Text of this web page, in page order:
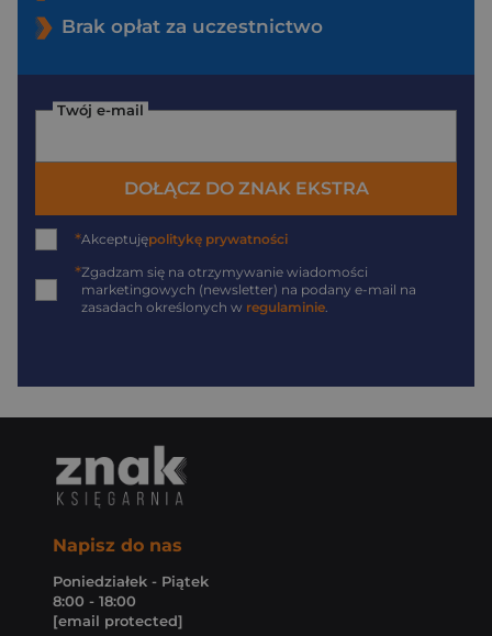
Brak opłat za uczestnictwo
Twój e-mail
DOŁĄCZ DO ZNAK EKSTRA
*Akceptujępolitykę prywatności
*Zgadzam się na otrzymywanie wiadomości
marketingowych (newsletter) na podany e-mail na
zasadach określonych w regulaminie
Napisz do nas
Poniedziałek - Piątek
8:00 - 18:00
[email protected]